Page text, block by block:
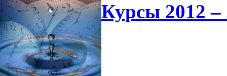
Курсы 2012 –